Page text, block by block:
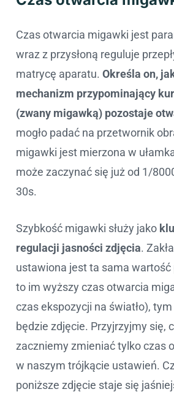
Czas otwarcia migawki jest
wraz z przysłoną reguluje
matrycę aparatu. Określa on,
mechanizm przypominający
(zwany migawką) pozostaje
mogło padać na przetwornik
migawki jest mierzona w
może zaczynać się już od 1/
30s.
Szybkość migawki służy jako
regulacji jasności zdjęcia.
ustawiona jest ta sama wartość
to im wyższy czas otwarcia
czas ekspozycji na światło),
będzie zdjęcie. Przyjrzyjmy się,
zaczniemy zmieniać tylko czas
w naszym trójkącie ustawień.
poniższe zdjęcie staje się